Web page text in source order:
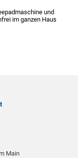
und
im ganzen Haus
Main